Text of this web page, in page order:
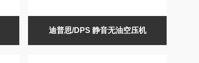
迪普思/DPS 静音无油空压机